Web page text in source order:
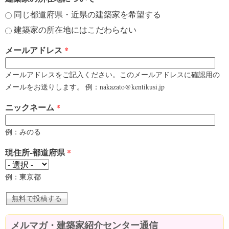
同じ都道府県・近県の建築家を希望する
建築家の所在地にはこだわらない
メールアドレス *
メールアドレスをご記入ください。このメールアドレスに確認用の
メールをお送りします。 例：nakazato@kentikusi.jp
ニックネーム *
例：みのる
現住所-都道府県*
例：東京都
メルマガ・建築家紹介センター通信